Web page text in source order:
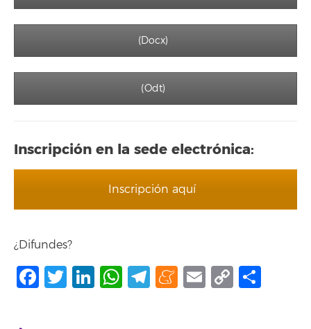
(Docx)
(Odt)
Inscripción en la sede electrónica:
Inscripción aquí
¿Difundes?
Facebook
Twitter
LinkedIn
WhatsApp
Telegram
Meneame
Email
Copy